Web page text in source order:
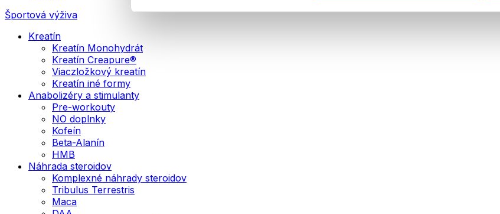
Športová výživa
Kreatín
Kreatín Monohydrát
Kreatín Creapure®
Viaczložkový kreatín
Kreatín iné formy
Anabolizéry a stimulanty
Pre-workouty
NO doplnky
Kofeín
Beta-Alanín
HMB
Náhrada steroidov
Komplexné náhrady steroidov
Tribulus Terrestris
Maca